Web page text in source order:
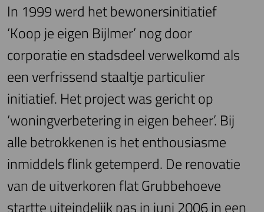
In 1999 werd het bewonersinitiatief
‘Koop je eigen Bijlmer’ nog door
corporatie en stadsdeel verwelkomd als
een verfrissend staaltje particulier
initiatief. Het project was gericht op
‘woningverbetering in eigen beheer’. Bij
alle betrokkenen is het enthousiasme
inmiddels flink getemperd. De renovatie
van de uitverkoren flat Grubbehoeve
startte uiteindelijk pas in juni 2006 in een